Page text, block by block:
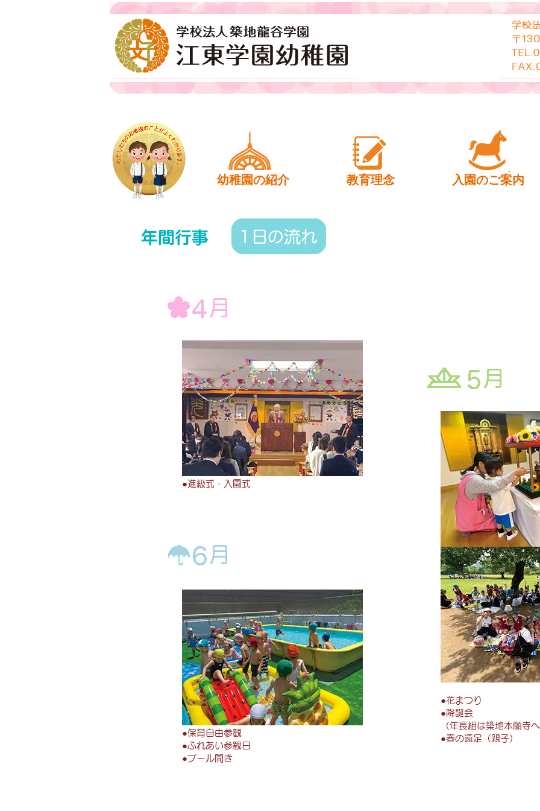
江東学園幼稚園
ホーム 幼稚園の紹介 教育理念 入園のご案内
●進級式・入園式
●保育自由参観
●ふれあい参観日
●プール開き
●花まつり
●降誕会
（年長組は築地本願寺
●春の遠足（親子）